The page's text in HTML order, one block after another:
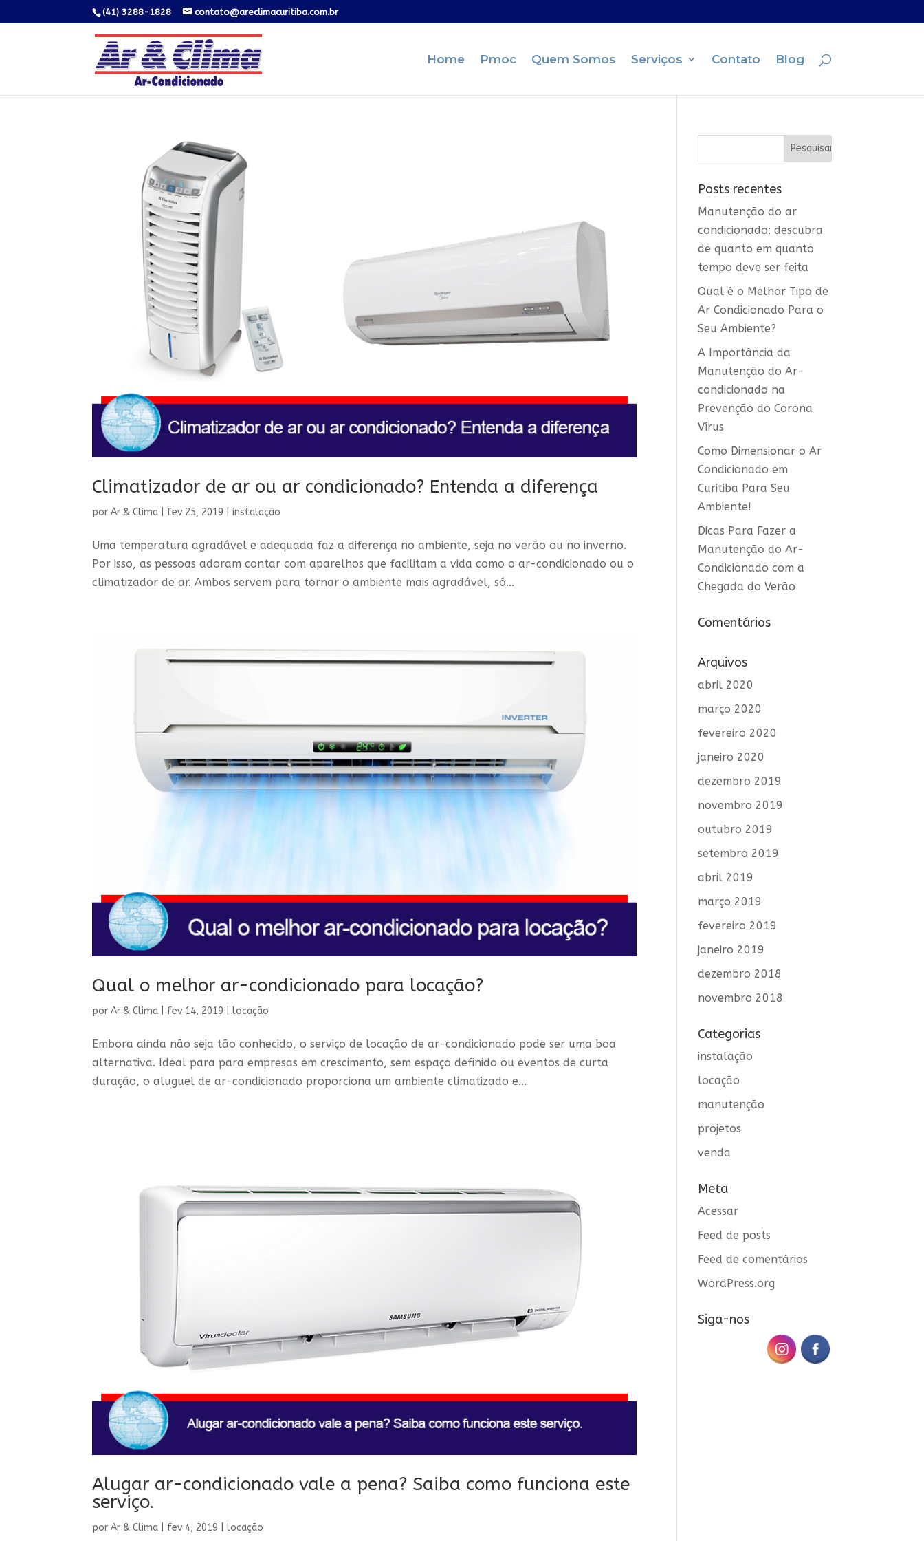
(41) 3288-1828 contato@areclimacuritiba.com.br
Home Pmoc Quem Somos Serviços Contato Blog
Climatizador de ar ou ar condicionado? Entenda a diferença
porAr & Clima fev 25, 2019 |instalação
Uma temperatura agradável e adequada faz a diferença no ambiente, seja no verão ou no inverno.
Por isso, as pessoas adoram contar com aparelhos que facilitam a vida como o ar-condicionado ou o
climatizador de ar. Ambos servem para tornar o ambiente mais agradável, só...
Qual o melhor ar-condicionado para locação?
porAr & Clima fev 14, 2019 |locação
Embora ainda não seja tão conhecido, o serviço de locação de ar-condicionado pode ser uma boa
alternativa. Ideal para para empresas em crescimento, sem espaço definido ou eventos de curta
duração, o aluguel de ar-condicionado proporciona um ambiente climatizado e...
Alugar ar-condicionado vale a pena? Saiba como funciona este
serviço.
porAr & Clima fev 4, 2019 |locação
Posts recentes
Manutenção do ar
condicionado: descubra
de quanto em quanto
tempo deve ser feita
Qual é o Melhor Tipo de
Ar Condicionado Para o
Seu Ambiente?
A Importância da
Manutenção do Ar-
condicionado na
Prevenção do Corona
Vírus
Como Dimensionar o Ar
Condicionado em
Curitiba Para Seu
Ambiente!
Dicas Para Fazer a
Manutenção do Ar-
Condicionado com a
Chegada do Verão
Comentários
Arquivos
abril 2020
março 2020
fevereiro 2020
janeiro 2020
dezembro 2019
novembro 2019
outubro 2019
setembro 2019
abril 2019
março 2019
fevereiro 2019
janeiro 2019
dezembro 2018
novembro 2018
Categorias
instalação
locação
manutenção
projetos
venda
Meta
Acessar
Feed de posts
Feed de comentários
WordPress.org
Siga-nos